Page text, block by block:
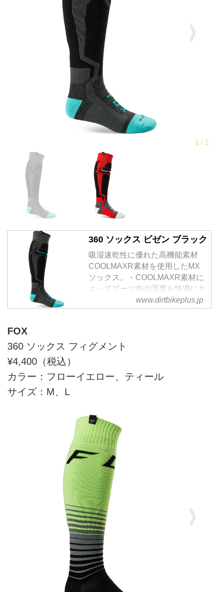
360 ソックス ビゼン ブラック
吸湿速乾性に優れた高機能素材
COOLMAXR素材を使用したMX
ソックス。・COOLMAXR素材に
よってブーツ内の湿度を快適にキ
ープし蒸れを防ぐ。・程よい...
www.dirtbikeplus.jp
FOX
360 ソックス フィグメント
¥4,400（税込）
カラー：フローイエロー、ティール
サイズ：M、L